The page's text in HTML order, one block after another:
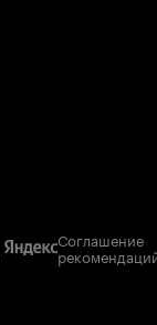
Соглашение